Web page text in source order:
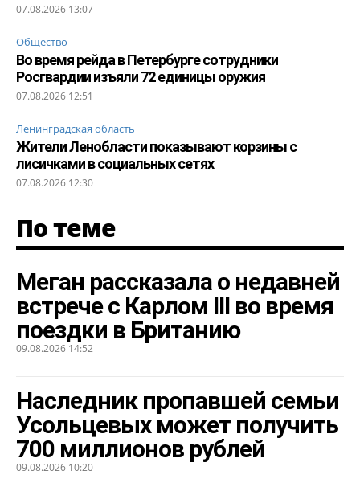
07.08.2026 13:07
Общество
Во время рейда в Петербурге сотрудники
Росгвардии изъяли 72 единицы оружия
07.08.2026 12:51
Ленинградская область
Жители Ленобласти показывают корзины с
лисичками в социальных сетях
07.08.2026 12:30
По теме
Меган рассказала о недавней
встрече с Карлом III во время
поездки в Британию
09.08.2026 14:52
Наследник пропавшей семьи
Усольцевых может получить
700 миллионов рублей
09.08.2026 10:20